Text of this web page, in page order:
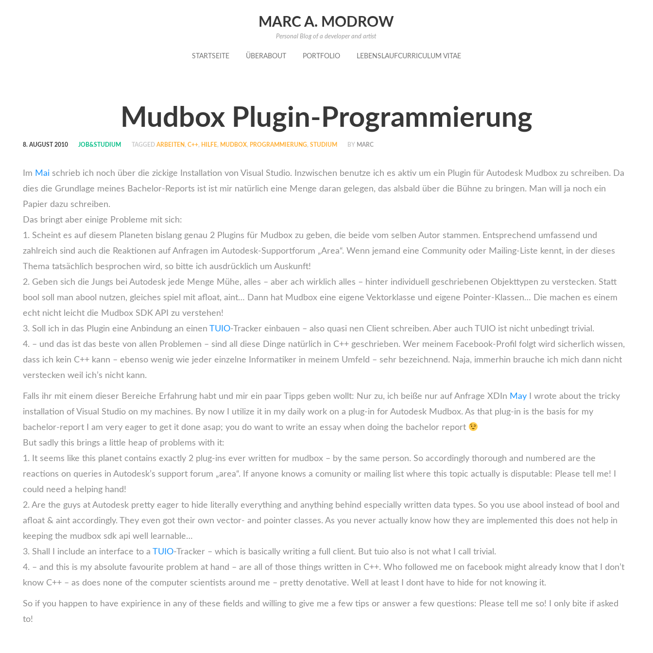
MARC A. MODROW
Personal Blog of a developer and artist
STARTSEITE ÜBERABOUT PORTFOLIO LEBENSLAUFCURRICULUM VITAE
Mudbox Plugin-Programmierung
8. AUGUST 2010 JOB&STUDIUM TAGGED ARBEITEN , C++, HILFE, MUDBOX, PROGRAMMIERUNG, STUDIUM BY MARC
Im Maischrieb ich noch über die zickige Installation von Visual Studio. Inzwischen benutze ich es aktiv um ein Plugin für Autodesk Mudbox zu schreiben. Da
dies die Grundlage meines Bachelor-Reports ist ist mir natürlich eine Menge daran gelegen, das alsbald über die Bühne zu bringen. Man will ja noch ein
Papier dazu schreiben.
Das bringt aber einige Probleme mit sich:
1. Scheint es auf diesem Planeten bislang genau 2 Plugins für Mudbox zu geben, die beide vom selben Autor stammen. Entsprechend umfassend und
zahlreich sind auch die Reaktionen auf Anfragen im Autodesk-Supportforum „Area“. Wenn jemand eine Community oder Mailing-Liste kennt, in der dieses
Thema tatsächlich besprochen wird, so bitte ich ausdrücklich um Auskunft!
2. Geben sich die Jungs bei Autodesk jede Menge Mühe, alles – aber ach wirklich alles – hinter individuell geschriebenen Objekttypen zu verstecken. Statt
bool soll man abool nutzen, gleiches spiel mit afloat, aint… Dann hat Mudbox eine eigene Vektorklasse und eigene Pointer-Klassen… Die machen es einem
echt nicht leicht die Mudbox SDK API zu verstehen!
3. Soll ich in das Plugin eine Anbindung an einen TUIO-Tracker einbauen – also quasi nen Client schreiben. Aber auch TUIO ist nicht unbedingt trivial.
4. – und das ist das beste von allen Problemen – sind all diese Dinge natürlich in C++ geschrieben. Wer meinem Facebook-Profil folgt wird sicherlich wissen,
dass ich kein C++ kann – ebenso wenig wie jeder einzelne Informatiker in meinem Umfeld – sehr bezeichnend. Naja, immerhin brauche ich mich dann nicht
verstecken weil ich’s nicht kann.
Falls ihr mit einem dieser Bereiche Erfahrung habt und mir ein paar Tipps geben wollt: Nur zu, ich beiße nur auf Anfrage XD In MayI wrote about the tricky
installation of Visual Studio on my machines. By now I utilize it in my daily work on a plug-in for Autodesk Mudbox. As that plug-in is the basis for my
bachelor-report I am very eager to get it done asap; you do want to write an essay when doing the bachelor report
But sadly this brings a little heap of problems with it:
1. It seems like this planet contains exactly 2 plug-ins ever written for mudbox – by the same person. So accordingly thorough and numbered are the
reactions on queries in Autodesk’s support forum „area“. If anyone knows a comunity or mailing list where this topic actually is disputable: Please tell me! I
could need a helping hand!
2. Are the guys at Autodesk pretty eager to hide literally everything and anything behind especially written data types. So you use abool instead of bool and
afloat & aint accordingly. They even got their own vector- and pointer classes. As you never actually know how they are implemented this does not help in
keeping the mudbox sdk api well learnable…
3. Shall I include an interface to a TUIO-Tracker – which is basically writing a full client. But tuio also is not what I call trivial.
4. – and this is my absolute favourite problem at hand – are all of those things written in C++. Who followed me on facebook might already know that I don’t
know C++ – as does none of the computer scientists around me – pretty denotative. Well at least I dont have to hide for not knowing it.
So if you happen to have expirience in any of these fields and willing to give me a few tips or answer a few questions: Please tell me so! I only bite if asked
to!